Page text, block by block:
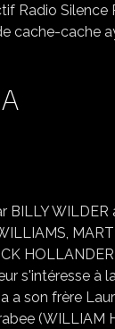
Radio Silence
cache-cache
BILLY
s'intéresse à
a son frère
(WILLIAM